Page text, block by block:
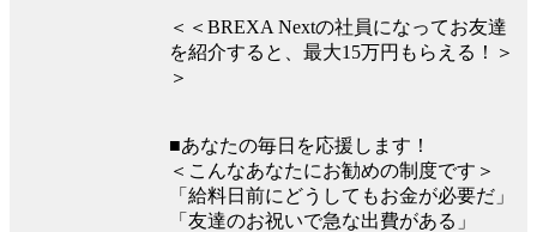
＜＜BREXA Nextの社員になってお友達
を紹介すると、最大15万円もらえる！＞
＞
■あなたの毎日を応援します！
＜こんなあなたにお勧めの制度です＞
「給料日前にどうしてもお金が必要だ」
「友達のお祝いで急な出費がある」